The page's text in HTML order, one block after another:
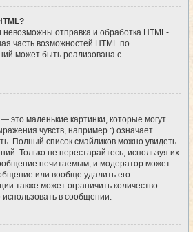
отправка и обработка HTML-
часть возможностей HTML по
может быть реализована с
это маленькие картинки, которые могут
чувств, например :) означает
Полный список смайликов можно увидеть
Только не перестарайтесь, используя их:
нечитаемым, и модератор может
или вообще удалить его.
также может ограничить количество
в сообщении.